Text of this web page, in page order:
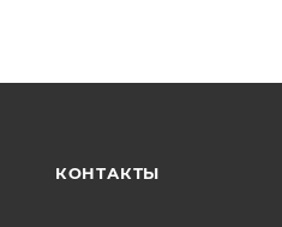
КОНТАКТЫ